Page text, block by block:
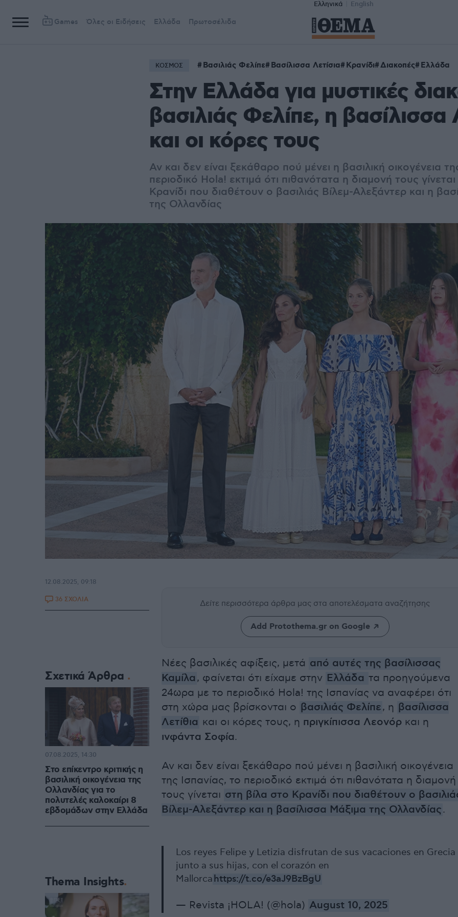
Ελληνικά English
Games Όλες οι Ειδήσεις Ελλάδα Πρωτοσέλιδα
ΚΟΣΜΟΣ Βασιλιάς Φελίπε Βασίλισσα Λετίσια Κρανίδι Διακοπές Ελλάδα
Στην Ελλάδα για μυστικές
βασιλιάς Φελίπε, η βασίλισσα
και οι κόρες τους
Αν και δεν είναι ξεκάθαρο πού μένει η βασιλική οικογένεια
περιοδικό Hola! εκτιμά ότι πιθανότατα η διαμονή τους
Κρανίδι που διαθέτουν ο βασιλιάς Βίλεμ-Αλεξάντερ και η
της Ολλανδίας
Δείτε περισσότερα άρθρα μας στα αποτελέσματα αναζήτησης
Add Protothema.gr on Google
Νέες βασιλικές αφίξεις, μετά από αυτές της βασίλισσας
Καμίλα , φαίνεται ότι είχαμε στην Ελλάδα τα προηγούμενα
24ωρα με το περιοδικό Hola! της Ισπανίας να αναφέρει ότι
στη χώρα μας βρίσκονται ο βασιλιάς Φελίπε, η βασίλισσα
Λετίθια και οι κόρες τους, η πριγκίπισσα Λεονόρ και η
ινφάντα Σοφία.
Αν και δεν είναι ξεκάθαρο πού μένει η βασιλική οικογένεια
της Ισπανίας, το περιοδικό εκτιμά ότι πιθανότατα η διαμονή
τους γίνεται στη βίλα στο Κρανίδι που διαθέτουν ο
Βίλεμ-Αλεξάντερ και η βασίλισσα Μάξιμα της Ολλανδίας.
Los reyes Felipe y Letizia disfrutan de sus vacaciones en Grecia
junto a sus hijas, con el corazón en
Mallorcahttps://t.co/e3aJ9BzBgU
— Revista ¡HOLA! (@hola) August 10, 2025
12.08.2025, 09:18
36 ΣΧΟΛΙΑ
Σχετικά Άρθρα
Στο επίκεντρο κριτικής η
βασιλική οικογένεια της
Ολλανδίας για το
πολυτελές καλοκαίρι 8
εβδομάδων στην Ελλάδα
07.08.2025, 14:30
Thema Insights